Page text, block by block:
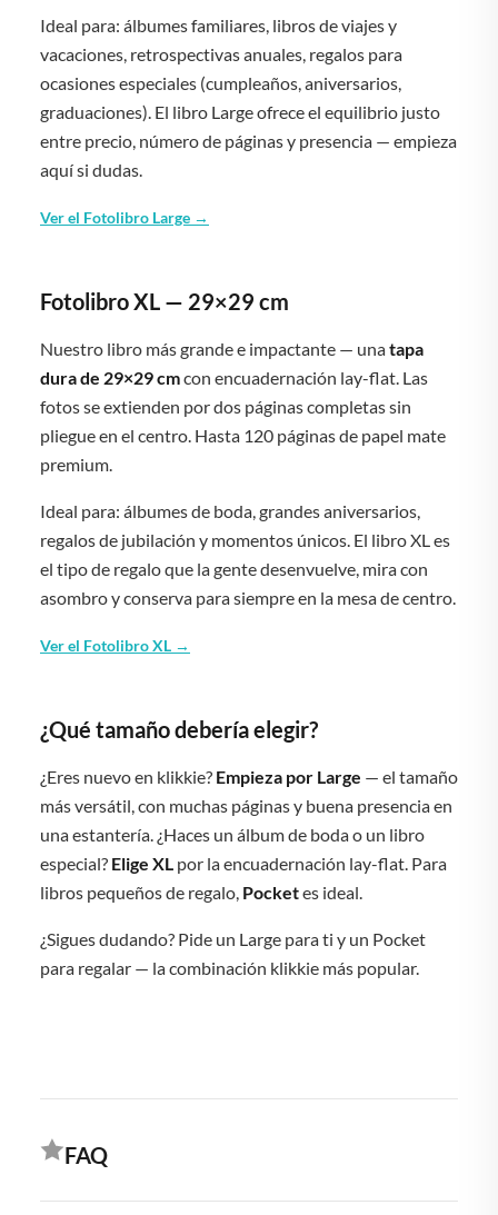
Ideal para: álbumes familiares, libros de viajes y
vacaciones, retrospectivas anuales, regalos para
ocasiones especiales (cumpleaños, aniversarios,
graduaciones). El libro Large ofrece el equilibrio justo
entre precio, número de páginas y presencia — empieza
aquí si dudas.
Ver el Fotolibro Large →
Fotolibro XL — 29×29 cm
Nuestro libro más grande e impactante — unatapa
dura de 29×29 cmcon encuadernación lay-flat. Las
fotos se extienden por dos páginas completas sin
pliegue en el centro. Hasta 120 páginas de papel mate
premium.
Ideal para: álbumes de boda, grandes aniversarios,
regalos de jubilación y momentos únicos. El libro XL es
el tipo de regalo que la gente desenvuelve, mira con
asombro y conserva para siempre en la mesa de centro.
Ver el Fotolibro XL →
¿Qué tamaño debería elegir?
¿Eres nuevo en klikkie? Empieza por Large — el tamaño
más versátil, con muchas páginas y buena presencia en
una estantería. ¿Haces un álbum de boda o un libro
especial? Elige XL por la encuadernación lay-flat. Para
libros pequeños de regalo, Pocketes ideal.
¿Sigues dudando? Pide un Large para ti y un Pocket
para regalar — la combinación klikkie más popular.
FAQ